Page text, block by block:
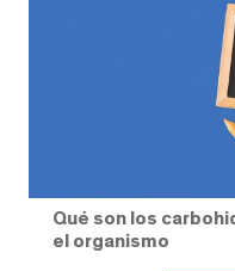
Qué son los
el organismo